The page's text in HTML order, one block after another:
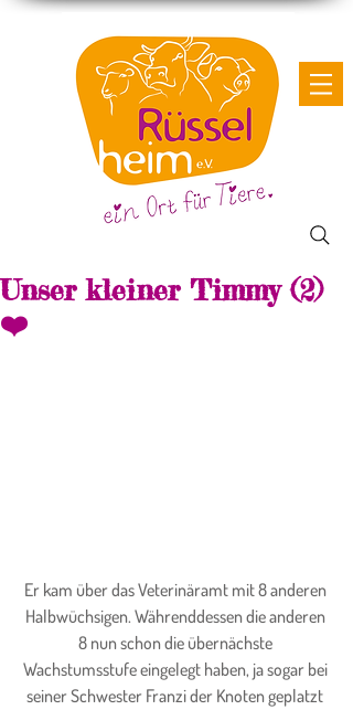
Unser kleiner Timmy (2)
❤️
Er kam über das Veterinäramt mit 8 anderen
Halbwüchsigen. Währenddessen die anderen
8 nun schon die übernächste
Wachstumsstufe eingelegt haben, ja sogar bei
seiner Schwester Franzi der Knoten geplatzt